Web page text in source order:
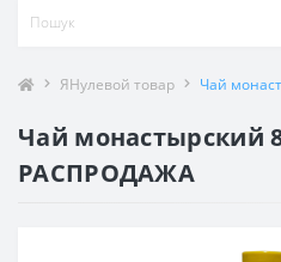
ЯНулевой товар Чай
Чай монастырский
РАСПРОДАЖА